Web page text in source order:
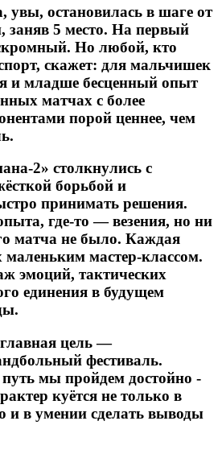
остановилась в шаге от
заняв 5 место. На первый
Но любой, кто
скажет: для мальчишек
и младше бесценный опыт
матчах с более
порой ценнее, чем
2» столкнулись с
борьбой и
принимать решения.
где-то — везения, но ни
матча не было. Каждая
маленьким мастер-классом.
эмоций, тактических
единения в будущем
цель —
фестиваль.
путь мы пройдем достойно -
куётся не только в
и в умении сделать выводы